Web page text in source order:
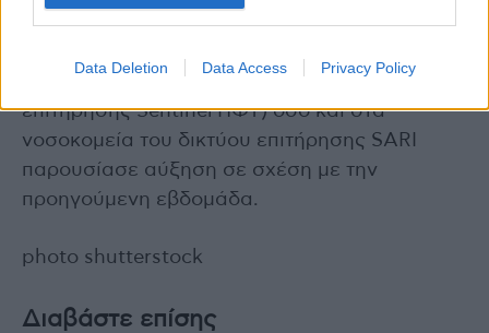
Data Deletion Data Access Privacy Policy
✓ Η θετικότητα τόσο στην κοινότητα (δίκτυο
επιτήρησης Sentinel ΠΦΥ) όσο και στα
νοσοκομεία του δικτύου επιτήρησης SARI
παρουσίασε αύξηση σε σχέση με την
προηγούμενη εβδομάδα.
photo shutterstock
Διαβάστε επίσης